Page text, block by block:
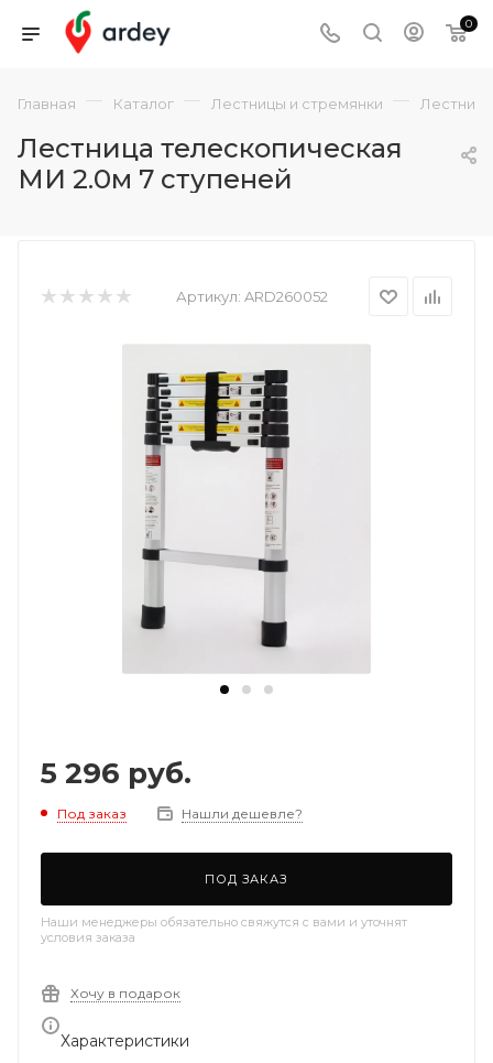
0
Главная — Каталог — Лестницы и стремянки —
Лестница телескопическая
МИ 2.0м 7 ступеней
Артикул: ARD260052
5 296 руб.
Под заказ Нашли дешевле?
ПОД ЗАКАЗ
Наши менеджеры обязательно свяжутся с вами и уточнят
условия заказа
Хочу в подарок
Характеристики